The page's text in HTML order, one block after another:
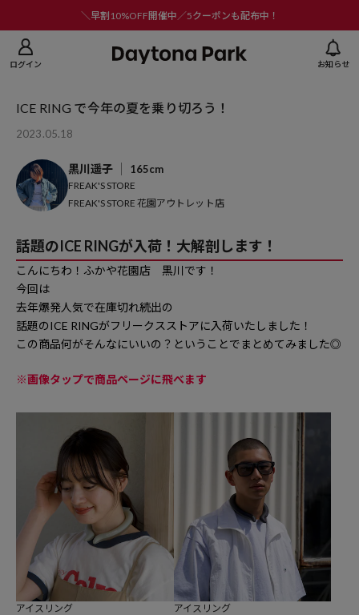
＼早割10%OFF開催中／5クーポンも配布中！
ログイン お知らせ
ICE RING で今年の夏を乗り切ろう！
2023.05.18
黒川遥子 165cm
FREAK'S STORE
FREAK'S STORE 花園アウトレット店
話題のICE RINGが入荷！大解剖します！
こんにちわ！ふかや花園店 黒川です！
今回は
去年爆発人気で在庫切れ続出の
話題のICE RINGがフリークスストアに入荷いたしました！
この商品何がそんなにいいの？ということでまとめてみました◎
※画像タップで商品ページに飛べます
アイスリング
アイスリング